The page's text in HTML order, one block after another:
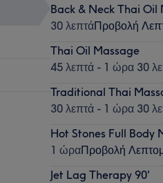
Back & Neck Thai Oil
30 λεπτάΠροβολή
Thai Oil Massage
45 λεπτά - 1 ώρα 30
Traditional Thai
30 λεπτά - 1 ώρα 30
Hot Stones Full Body
1 ώραΠροβολή
Jet Lag Therapy 90'